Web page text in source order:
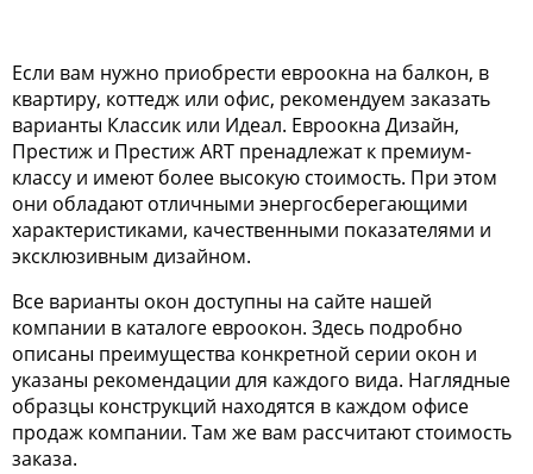
Если вам нужно приобрести евроокна на балкон, в
квартиру, коттедж или офис, рекомендуем заказать
варианты Классик или Идеал. Евроокна Дизайн,
Престиж и Престиж ART пренадлежат к премиум-
классу и имеют более высокую стоимость. При этом
они обладают отличными энергосберегающими
характеристиками, качественными показателями и
эксклюзивным дизайном.
Все варианты окон доступны на сайте нашей
компании в каталоге евроокон. Здесь подробно
описаны преимущества конкретной серии окон и
указаны рекомендации для каждого вида. Наглядные
образцы конструкций находятся в каждом офисе
продаж компании. Там же вам рассчитают стоимость
заказа.